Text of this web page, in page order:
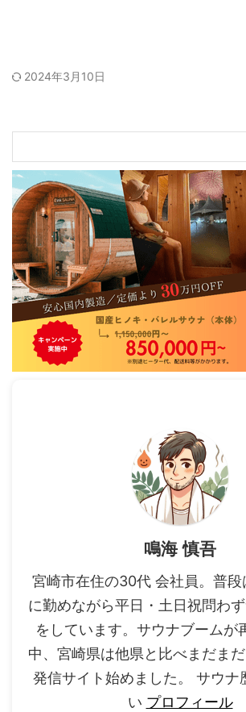
2024年3月10日
鳴海 慎吾
宮崎市在住の30代 会社員。普
に勤めながら平日・土日祝問わ
をしています。サウナブームが
中、宮崎県は他県と比べまだま
発信サイト始めました。 サウナ
い プロフィール